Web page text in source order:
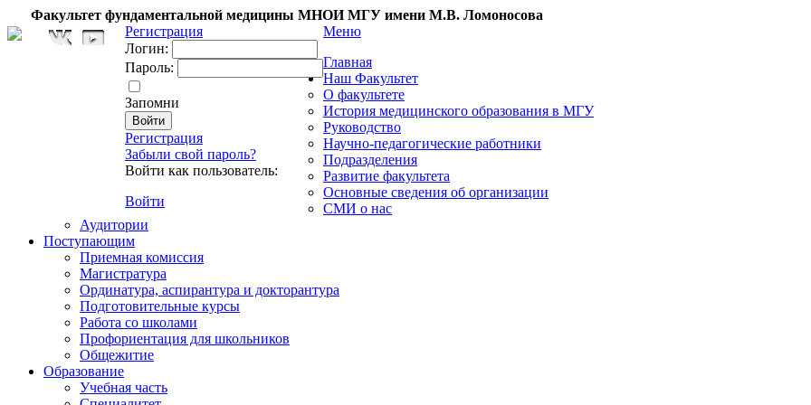
Факультет фундаментальной медицины МНОИ МГУ имени М.В. Ломоносова
Регистрация
Логин:
Пароль:
Запомни
Регистрация
Забыли свой пароль?
Войти как пользователь:
Войти
Меню
Главная
Наш Факультет
О факультете
История медицинского образования в МГУ
Руководство
Научно-педагогические работники
Подразделения
Развитие факультета
Основные сведения об организации
СМИ о нас
Аудитории
Поступающим
Приемная комиссия
Магистратура
Ординатура, аспирантура и докторантура
Подготовительные курсы
Работа со школами
Профориентация для школьников
Общежитие
Образование
Учебная часть